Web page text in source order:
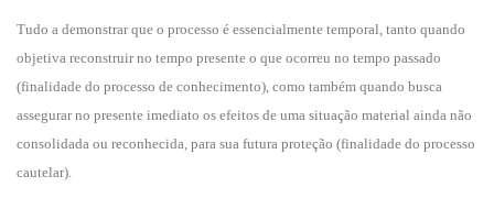
Tudo a demonstrar que o processo é essencialmente temporal, tanto quando
objetiva reconstruir no tempo presente o que ocorreu no tempo passado
(finalidade do processo de conhecimento), como também quando busca
assegurar no presente imediato os efeitos de uma situação material ainda não
consolidada ou reconhecida, para sua futura proteção (finalidade do processo
cautelar).